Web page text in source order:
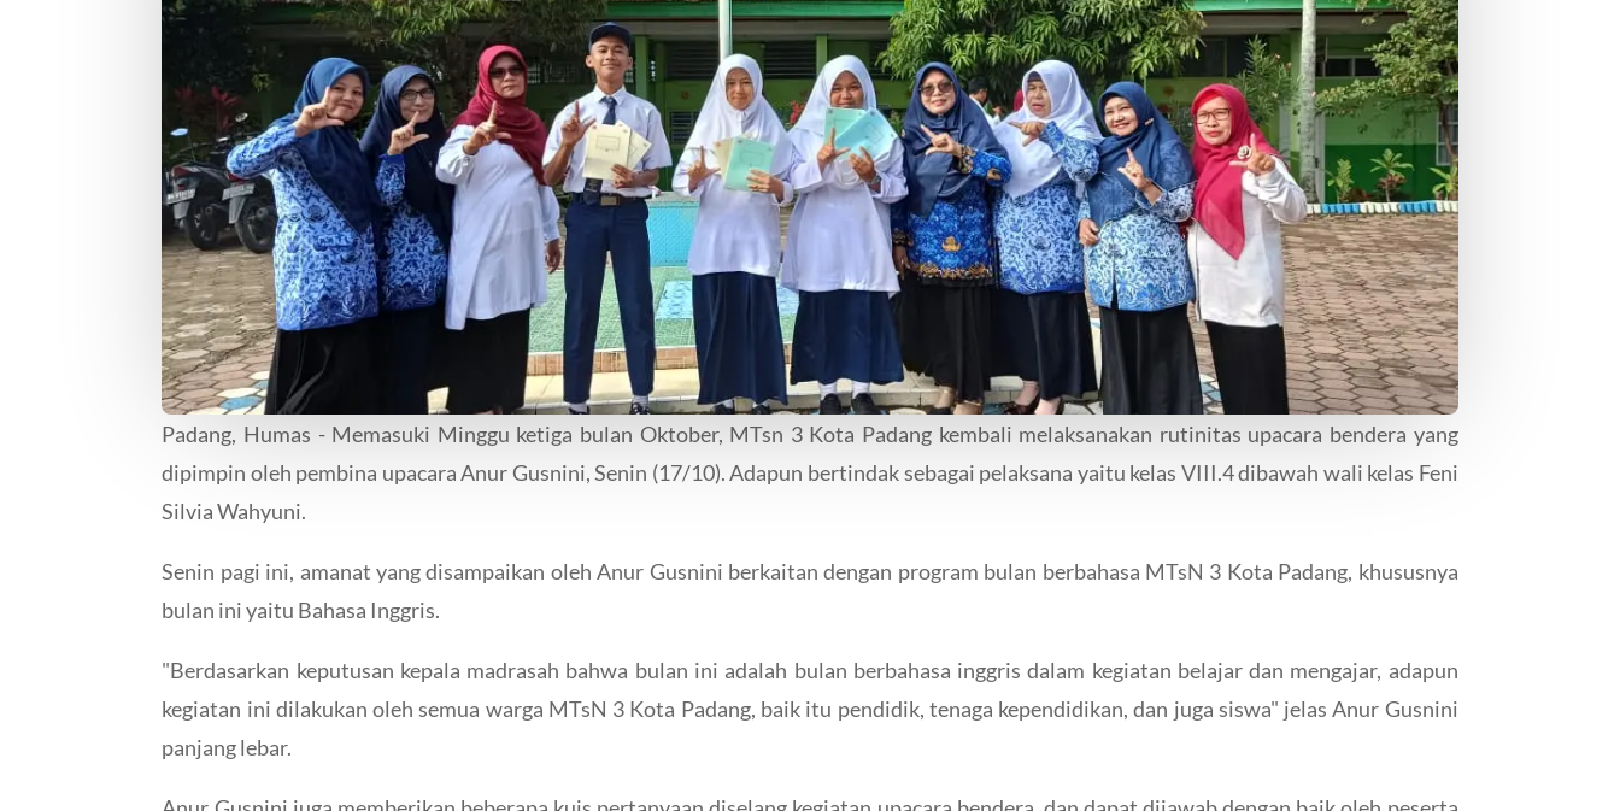
Padang, Humas - Memasuki Minggu ketiga bulan Oktober, MTsn 3 Kota Padang kembali melaksanakan rutinitas upacara bendera yang
dipimpin oleh pembina upacara Anur Gusnini, Senin (17/10). Adapun bertindak sebagai pelaksana yaitu kelas VIII.4 dibawah wali kelas Feni
Silvia Wahyuni.
Senin pagi ini, amanat yang disampaikan oleh Anur Gusnini berkaitan dengan program bulan berbahasa MTsN 3 Kota Padang, khususnya
bulan ini yaitu Bahasa Inggris.
"Berdasarkan keputusan kepala madrasah bahwa bulan ini adalah bulan berbahasa inggris dalam kegiatan belajar dan mengajar, adapun
kegiatan ini dilakukan oleh semua warga MTsN 3 Kota Padang, baik itu pendidik, tenaga kependidikan, dan juga siswa" jelas Anur Gusnini
panjang lebar.